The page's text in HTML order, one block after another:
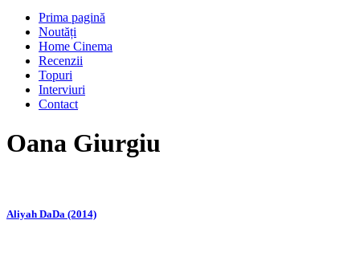
Prima pagină
Noutăți
Home Cinema
Recenzii
Topuri
Interviuri
Contact
Oana Giurgiu
Aliyah DaDa (2014)